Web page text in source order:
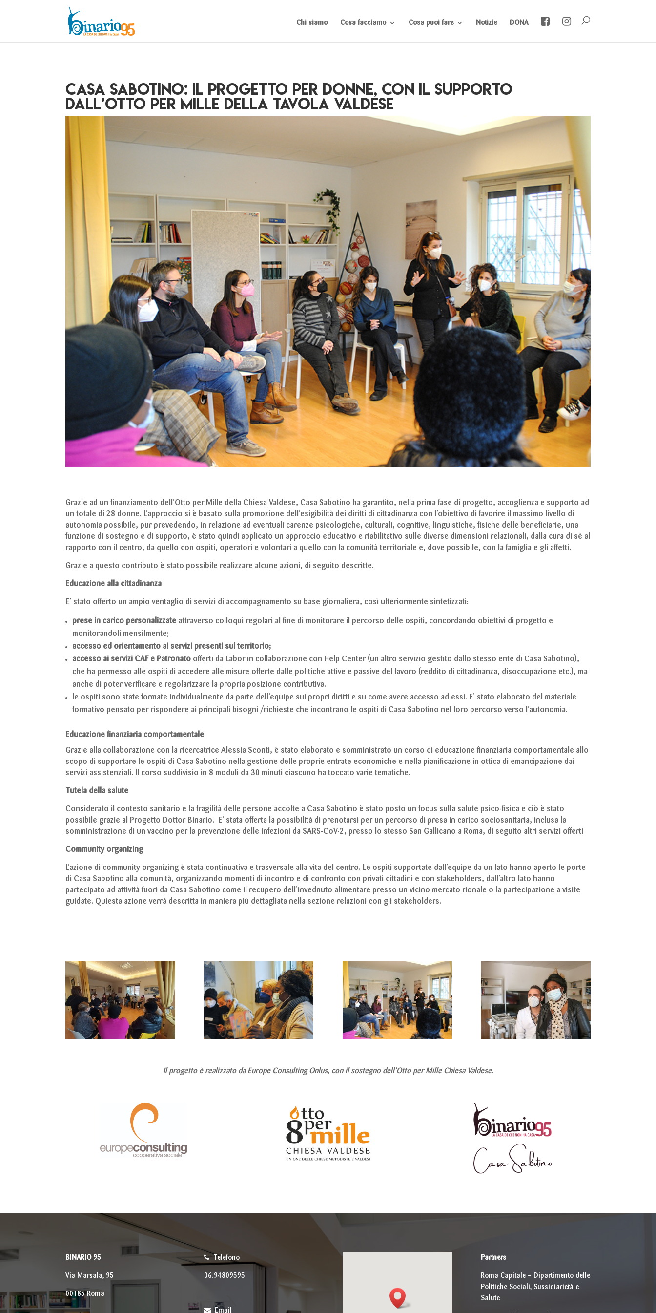
Chi siamo Cosa facciamo Cosa puoi fare Notizie DONA
Casa Sabotino: il progetto per donne, con il supporto
dall’Otto per Mille della Tavola Valdese
Grazie ad un finanziamento dell’Otto per Mille della Chiesa Valdese, Casa Sabotino ha garantito, nella prima fase di progetto, accoglienza e supporto ad
un totale di 28 donne. L’approccio si è basato sulla promozione dell’esigibilità dei diritti di cittadinanza con l’obiettivo di favorire il massimo livello di
autonomia possibile, pur prevedendo, in relazione ad eventuali carenze psicologiche, culturali, cognitive, linguistiche, fisiche delle beneficiarie, una
funzione di sostegno e di supporto, è stato quindi applicato un approccio educativo e riabilitativo sulle diverse dimensioni relazionali, dalla cura di sé al
rapporto con il centro, da quello con ospiti, operatori e volontari a quello con la comunità territoriale e, dove possibile, con la famiglia e gli affetti.
Grazie a questo contributo è stato possibile realizzare alcune azioni, di seguito descritte.
Educazione alla cittadinanza
E’ stato offerto un ampio ventaglio di servizi di accompagnamento su base giornaliera, così ulteriormente sintetizzati:
prese in carico personalizzate attraverso colloqui regolari al fine di monitorare il percorso delle ospiti, concordando obiettivi di progetto e
monitorandoli mensilmente;
accesso ed orientamento ai servizi presenti sul territorio;
accesso ai servizi CAF e Patronato offerti da Labor in collaborazione con Help Center (un altro servizio gestito dallo stesso ente di Casa Sabotino),
che ha permesso alle ospiti di accedere alle misure offerte dalle politiche attive e passive del lavoro (reddito di cittadinanza, disoccupazione etc.), ma
anche di poter verificare e regolarizzare la propria posizione contributiva.
le ospiti sono state formate individualmente da parte dell’equipe sui propri diritti e su come avere accesso ad essi. E’ stato elaborato del materiale
formativo pensato per rispondere ai principali bisogni /richieste che incontrano le ospiti di Casa Sabotino nel loro percorso verso l’autonomia.
Educazione finanziaria comportamentale
Grazie alla collaborazione con la ricercatrice Alessia Sconti, è stato elaborato e somministrato un corso di educazione finanziaria comportamentale allo
scopo di supportare le ospiti di Casa Sabotino nella gestione delle proprie entrate economiche e nella pianificazione in ottica di emancipazione dai
servizi assistenziali. Il corso suddivisio in 8 moduli da 30 minuti ciascuno ha toccato varie tematiche.
Tutela della salute
Considerato il contesto sanitario e la fragilità delle persone accolte a Casa Sabotino è stato posto un focus sulla salute psico-fisica e ciò è stato
possibile grazie al Progetto Dottor Binario. E’ stata offerta la possibilità di prenotarsi per un percorso di presa in carico sociosanitaria, inclusa la
somministrazione di un vaccino per la prevenzione delle infezioni da SARS-CoV-2, presso lo stesso San Gallicano a Roma, di seguito altri servizi offerti
Community organizing
L’azione di community organizing è stata continuativa e trasversale alla vita del centro. Le ospiti supportate dall’equipe da un lato hanno aperto le porte
di Casa Sabotino alla comunità, organizzando momenti di incontro e di confronto con privati cittadini e con stakeholders, dall’altro lato hanno
partecipato ad attività fuori da Casa Sabotino come il recupero dell’invednuto alimentare presso un vicino mercato rionale o la partecipazione a visite
guidate. Quiesta azione verrà descritta in maniera più dettagliata nella sezione relazioni con gli stakeholders.
Il progetto è realizzato da Europe Consulting Onlus, con il sostegno dell’Otto per Mille Chiesa Valdese.
BINARIO 95
Via Marsala, 95
00185 Roma
Telefono
06.94809595
Email
Partners
Roma Capitale – Dipartimento delle
Politiche Sociali, Sussidiarietà e
Salute